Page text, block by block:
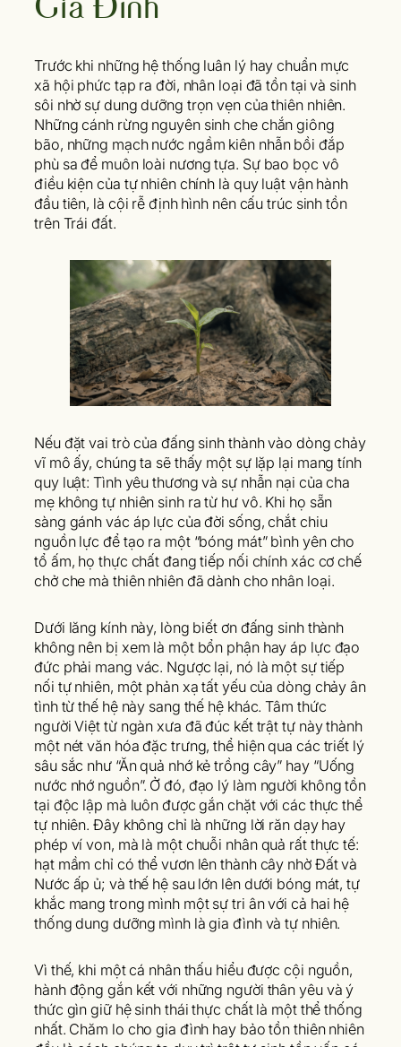
Gia Đình
Trước khi những hệ thống luân lý hay chuẩn mực
xã hội phức tạp ra đời, nhân loại đã tồn tại và sinh
sôi nhờ sự dung dưỡng trọn vẹn của thiên nhiên.
Những cánh rừng nguyên sinh che chắn giông
bão, những mạch nước ngầm kiên nhẫn bồi đắp
phù sa để muôn loài nương tựa. Sự bao bọc vô
điều kiện của tự nhiên chính là quy luật vận hành
đầu tiên, là cội rễ định hình nên cấu trúc sinh tồn
trên Trái đất.
Nếu đặt vai trò của đấng sinh thành vào dòng chảy
vĩ mô ấy, chúng ta sẽ thấy một sự lặp lại mang tính
quy luật: Tình yêu thương và sự nhẫn nại của cha
mẹ không tự nhiên sinh ra từ hư vô. Khi họ sẵn
sàng gánh vác áp lực của đời sống, chắt chiu
nguồn lực để tạo ra một “bóng mát” bình yên cho
tổ ấm, họ thực chất đang tiếp nối chính xác cơ chế
chở che mà thiên nhiên đã dành cho nhân loại.
Dưới lăng kính này, lòng biết ơn đấng sinh thành
không nên bị xem là một bổn phận hay áp lực đạo
đức phải mang vác. Ngược lại, nó là một sự tiếp
nối tự nhiên, một phản xạ tất yếu của dòng chảy ân
tình từ thế hệ này sang thế hệ khác. Tâm thức
người Việt từ ngàn xưa đã đúc kết trật tự này thành
một nét văn hóa đặc trưng, thể hiện qua các triết lý
sâu sắc như “Ăn quả nhớ kẻ trồng cây” hay “Uống
nước nhớ nguồn”. Ở đó, đạo lý làm người không tồn
tại độc lập mà luôn được gắn chặt với các thực thể
tự nhiên. Đây không chỉ là những lời răn dạy hay
phép ví von, mà là một chuỗi nhân quả rất thực tế:
hạt mầm chỉ có thể vươn lên thành cây nhờ Đất và
Nước ấp ủ; và thế hệ sau lớn lên dưới bóng mát, tự
khắc mang trong mình một sự tri ân với cả hai hệ
thống dung dưỡng mình là gia đình và tự nhiên.
Vì thế, khi một cá nhân thấu hiểu được cội nguồn,
hành động gắn kết với những người thân yêu và ý
thức gìn giữ hệ sinh thái thực chất là một thể thống
nhất. Chăm lo cho gia đình hay bảo tồn thiên nhiên